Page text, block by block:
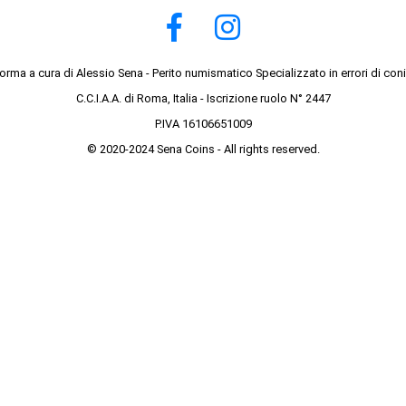
a cura di Alessio Sena - Perito numismatico Specializzato in errori di
C.C.I.A.A. di Roma, Italia - Iscrizione ruolo N° 2447
P.IVA 16106651009
© 2020-2024 Sena Coins - All rights reserved.